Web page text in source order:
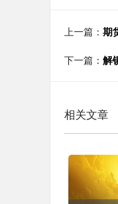
上一篇： 期
下一篇： 解
相关文章